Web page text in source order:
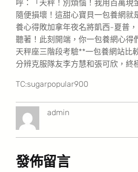
呼：「天秤！別煩惱！我用百萬現
隨便損壞！這甜心寶貝一包養網就
養心得敗加拿年夜名將凱西-夏普
聽著！此刻開端，你一包養網心得
天秤座三階段考驗**一包養網站比
分辨克服隊友李方慧和張可欣，終
TC:sugarpopular900
admin
發佈留言